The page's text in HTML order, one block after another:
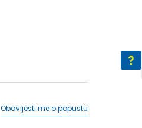
Obavijesti me o popustu